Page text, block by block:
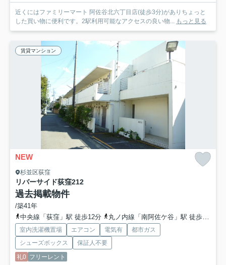
近くにはファミリーマート 阿佐谷北六丁目店(徒歩3分)がありちょっと
した買い物に便利です。2駅利用可能なアクセスの良い物...
もっと見る
賃貸マンション
NEW
杉並区荻窪
リバーサイド荻窪212
過去掲載物件
/築41年
中央線「荻窪」駅 徒歩12分
丸ノ内線「南阿佐ケ谷」駅 徒歩20分
室内洗濯機置場 エアコン 電気有
都市ガス
シューズボックス
保証人不要
礼0 フリーレント